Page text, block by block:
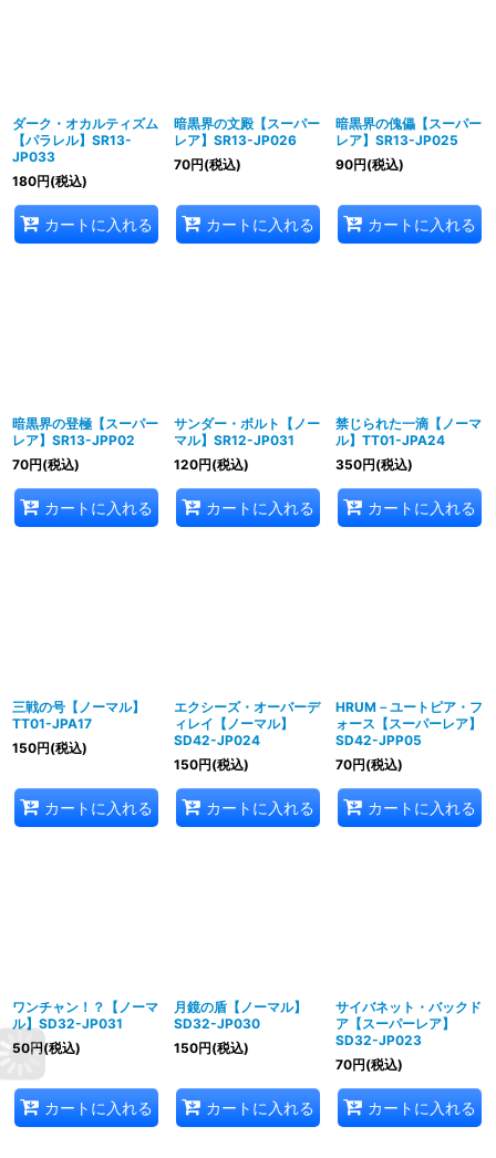
ダーク・オカルティズム
【パラレル】SR13-
JP033
180円(税込)
カートに入れる
暗黒界の文殿【スーパー
レア】SR13-JP026
70円(税込)
カートに入れる
暗黒界の傀儡【スーパー
レア】SR13-JP025
90円(税込)
カートに入れる
暗黒界の登極【スーパー
レア】SR13-JPP02
70円(税込)
カートに入れる
サンダー・ボルト【ノー
マル】SR12-JP031
120円(税込)
カートに入れる
禁じられた一滴【ノーマ
ル】TT01-JPA24
350円(税込)
カートに入れる
三戦の号【ノーマル】
TT01-JPA17
150円(税込)
カートに入れる
エクシーズ・オーバーデ
ィレイ【ノーマル】
SD42-JP024
150円(税込)
カートに入れる
HRUM－ユートピア・フ
ォース【スーパーレア】
SD42-JPP05
70円(税込)
カートに入れる
ワンチャン！？【ノーマ
ル】SD32-JP031
50円(税込)
カートに入れる
月鏡の盾【ノーマル】
SD32-JP030
150円(税込)
カートに入れる
サイバネット・バックド
ア【スーパーレア】
SD32-JP023
70円(税込)
カートに入れる